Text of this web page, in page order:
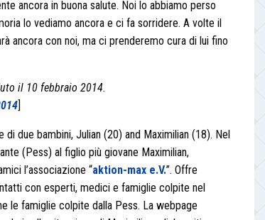
ancora in buona salute. Noi lo abbiamo perso
lo vediamo ancora e ci fa sorridere. A volte il
ancora con noi, ma ci prenderemo cura di lui fino
il 10 febbraio 2014.
]
due bambini, Julian (20) and Maximilian (18). Nel
(Pess) al figlio più giovane Maximilian,
l’associazione “aktion-max e.V.”. Offre
con esperti, medici e famiglie colpite nel
le famiglie colpite dalla Pess. La webpage